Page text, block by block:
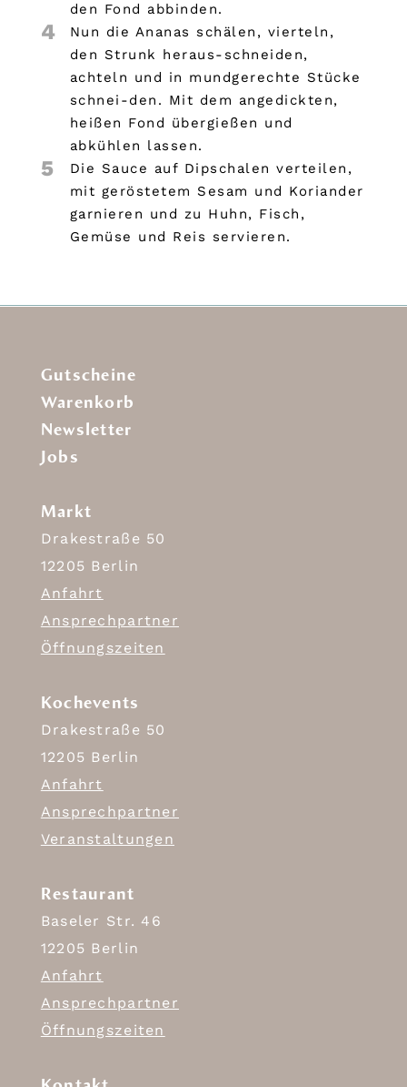
den Fond abbinden.
4
Nun die Ananas schälen, vierteln,
den Strunk heraus-schneiden,
achteln und in mundgerechte Stücke
schnei-den. Mit dem angedickten,
heißen Fond übergießen und
abkühlen lassen.
5
Die Sauce auf Dipschalen verteilen,
mit geröstetem Sesam und Koriander
garnieren und zu Huhn, Fisch,
Gemüse und Reis servieren.
Gutscheine
Warenkorb
Newsletter
Jobs
Markt
Drakestraße 50
12205 Berlin
Anfahrt
Ansprechpartner
Öffnungszeiten
Kochevents
Drakestraße 50
12205 Berlin
Anfahrt
Ansprechpartner
Veranstaltungen
Restaurant
Baseler Str. 46
12205 Berlin
Anfahrt
Ansprechpartner
Öffnungszeiten